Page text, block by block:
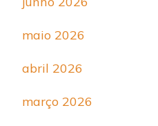
maio 2026
abril 2026
março 2026